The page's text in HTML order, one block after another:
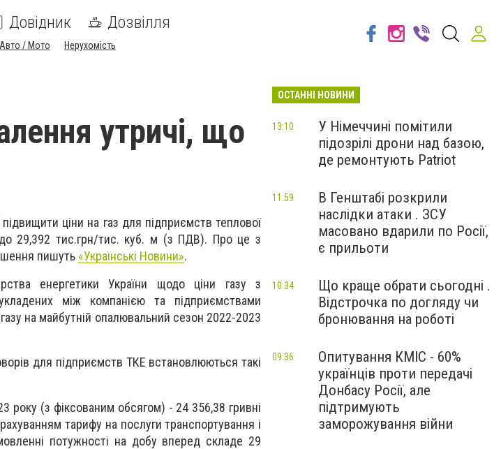
Довідник Дозвілля
Авто / Мото Нерухомість
утричі, що
ціни на газ для підприємств теплової
29,392 тис.грн/тис. куб. м (з ПДВ). Про це з
пишуть «Українські Новини».
енергетики України щодо ціни газу з
між компанією та підприємствами
на майбутній опалювальний сезон 2022-2023
для підприємств ТКЕ встановлюються такі
року (з фіксованим обсягом) - 24 356,38 гривні
тарифу на послуги транспортування і
потужності на добу вперед складе 29
ОСТАННІ НОВИНИ
У Німеччині помітили
підозрілі дрони над базою,
де ремонтують Patriot
13:10
В Генштабі розкрили
наслідки атаки . ЗСУ
масовано вдарили по Росії,
є прильоти
11:59
Що краще обрати сьогодні .
Відстрочка по догляду чи
бронювання на роботі
10:34
Опитування КМІС - 60%
українців проти передачі
Донбасу Росії, але
підтримують
заморожування війни
09:36